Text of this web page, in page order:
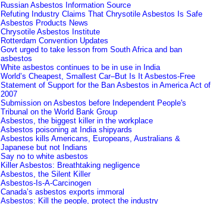
Russian Asbestos Information Source
Refuting Industry Claims That Chrysotile Asbestos Is Safe
Asbestos Products News
Chrysotile Asbestos Institute
Rotterdam Convention Updates
Govt urged to take lesson from South Africa and ban
asbestos
White asbestos continues to be in use in India
World’s Cheapest, Smallest Car–But Is It Asbestos-Free
Statement of Support for the Ban Asbestos in America Act of
2007
Submission on Asbestos before Independent People's
Tribunal on the World Bank Group
Asbestos, the biggest killer in the workplace
Asbestos poisoning at India shipyards
Asbestos kills Americans, Europeans, Australians &
Japanese but not Indians
Say no to white asbestos
Killer Asbestos: Breathtaking negligence
Asbestos, the Silent Killer
Asbestos-Is-A-Carcinogen
Canada’s asbestos exports immoral
Asbestos: Kill the people, protect the industry